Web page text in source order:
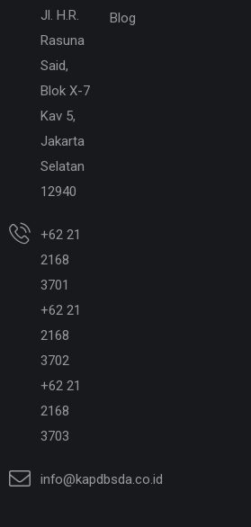
Jl. H.R.
Rasuna
Said,
Blok X-7
Kav 5,
Jakarta
Selatan
12940
+62 21
2168
3701
+62 21
2168
3702
+62 21
2168
3703
info@kapdbsda.co.id
Blog